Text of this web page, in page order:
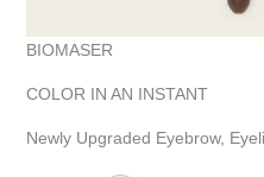
BIOMASER
COLOR IN AN INSTANT
Newly Upgraded Eyebrow,